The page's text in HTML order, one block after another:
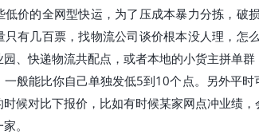
低价的全网型快运，为了压成本暴力分拣，破
只有几百票，找物流公司谈价根本没人理，怎
、快递物流共配点，或者本地的小货主拼单
般能比你自己单独发低5到10个点。另外平
候对比下报价，比如有时候某家网点冲业绩
。